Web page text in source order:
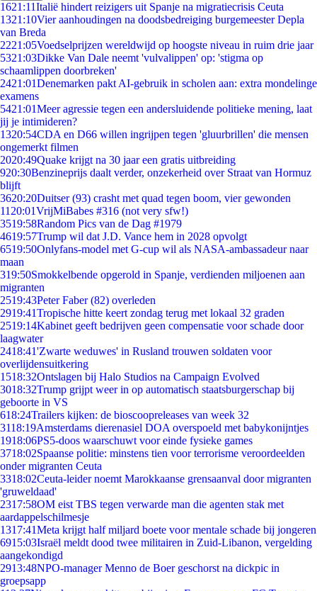
1621:11Italië hindert reizigers uit Spanje na migratiecrisis Ceuta
1321:10Vier aanhoudingen na doodsbedreiging burgemeester Depla
van Breda
2221:05Voedselprijzen wereldwijd op hoogste niveau in ruim drie jaar
5321:03Dikke Van Dale neemt 'vulvalippen' op: 'stigma op
schaamlippen doorbreken'
2421:01Denemarken pakt AI-gebruik in scholen aan: extra mondelinge
examens
5421:01Meer agressie tegen een andersluidende politieke mening, laat
jij je intimideren?
1320:54CDA en D66 willen ingrijpen tegen 'gluurbrillen' die mensen
ongemerkt filmen
2020:49Quake krijgt na 30 jaar een gratis uitbreiding
920:30Benzineprijs daalt verder, onzekerheid over Straat van Hormuz
blijft
3620:20Duitser (93) crasht met quad tegen boom, vier gewonden
11 20:01VrijMiBabes #316 (not very sfw!)
3519:58Random Pics van de Dag #1979
4619:57Trump wil dat J.D. Vance hem in 2028 opvolgt
6519:50Onlyfans-model met G-cup wil als NASA-ambassadeur naar
maan
319:50Smokkelbende opgerold in Spanje, verdienden miljoenen aan
migranten
2519:43Peter Faber (82) overleden
2919:41Tropische hitte keert zondag terug met lokaal 32 graden
2519:14Kabinet geeft bedrijven geen compensatie voor schade door
laagwater
2418:41'Zwarte weduwes' in Rusland trouwen soldaten voor
overlijdensuitkering
1518:32Ontslagen bij Halo Studios na Campaign Evolved
3018:32Trump grijpt weer in op automatisch staatsburgerschap bij
geboorte in VS
618:24Trailers kijken: de bioscoopreleases van week 32
3118:19Amsterdams dierenasiel DOA overspoeld met babykonijntjes
1918:06PS5-doos waarschuwt voor einde fysieke games
3718:02Spaanse politie: minstens tien voor terrorisme veroordeelden
onder migranten Ceuta
3318:02Ceuta-leider noemt Marokkaanse grensaanval door migranten
'gruweldaad'
2317:58OM eist TBS tegen verwarde man die agenten stak met
aardappelschilmesje
1317:41Meta krijgt half miljard boete voor mentale schade bij jongeren
6915:03Israël meldt dood twee militairen in Zuid-Libanon, vergelding
aangekondigd
2913:48NPO-manager Menno de Boer geschorst na dickpic in
groepsapp